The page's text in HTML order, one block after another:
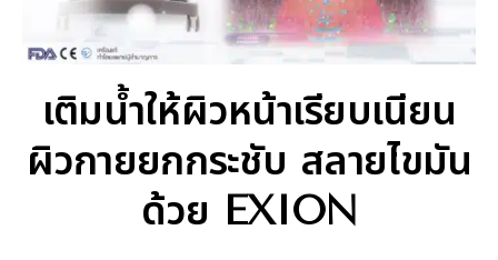
เติมน้ำให้ผิวหน้าเรียบเนียน
ผิวกายยกกระชับ สลายไขมัน
ด้วย EXION